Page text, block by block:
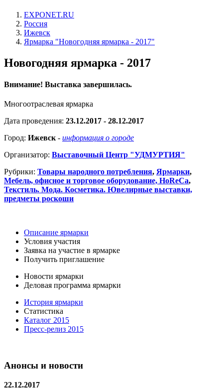
EXPONET.RU
Россия
Ижевск
Ярмарка "Новогодняя ярмарка - 2017"
Новогодняя ярмарка - 2017
Внимание! Выставка завершилась.
Многоотраслевая ярмарка
Дата проведения: 23.12.2017 - 28.12.2017
Город: Ижевск - информация о городе
Организатор: Выставочный Центр "УДМУРТИЯ"
Рубрики: Товары народного потребления, Ярмарки,
Мебель, офисное и торговое оборудование, HoReCa,
Текстиль. Мода. Косметика. Ювелирные выставки,
предметы роскоши
Описание ярмарки
Условия участия
Заявка на участие в ярмарке
Получить приглашение
Новости ярмарки
Деловая программа ярмарки
История ярмарки
Статистика
Каталог 2015
Пресс-релиз 2015
Анонсы и новости
22.12.2017